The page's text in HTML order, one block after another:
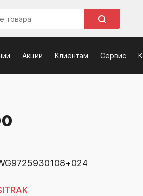
Акции Клиентам Сервис